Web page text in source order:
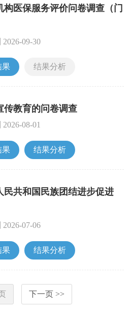
医保服务评价问卷调查（门
2026-09-30
果 结果分析
传教育的问卷调查
2026-08-01
果 结果分析
民共和国民族团结进步促进
2026-07-06
果 结果分析
下一页 >>